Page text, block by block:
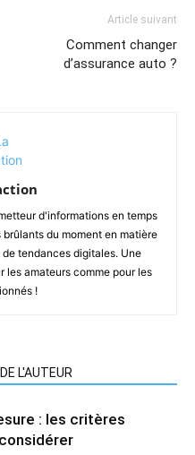
Article suivant
Comment changer
d’assurance auto ?
d'informations en temps
du moment en matière
tendances digitales. Une
les amateurs comme pour les
!
L'AUTEUR
: les critères